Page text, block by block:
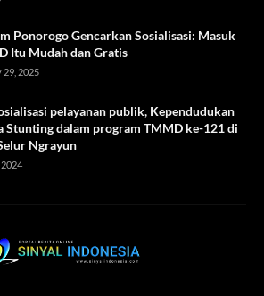
Ponorogo Gencarkan Sosialisasi: Masuk
Itu Mudah dan Gratis
29, 2025
pelayanan publik, Kependudukan
Stunting dalam program TMMD ke-121 di
Ngrayun
2024